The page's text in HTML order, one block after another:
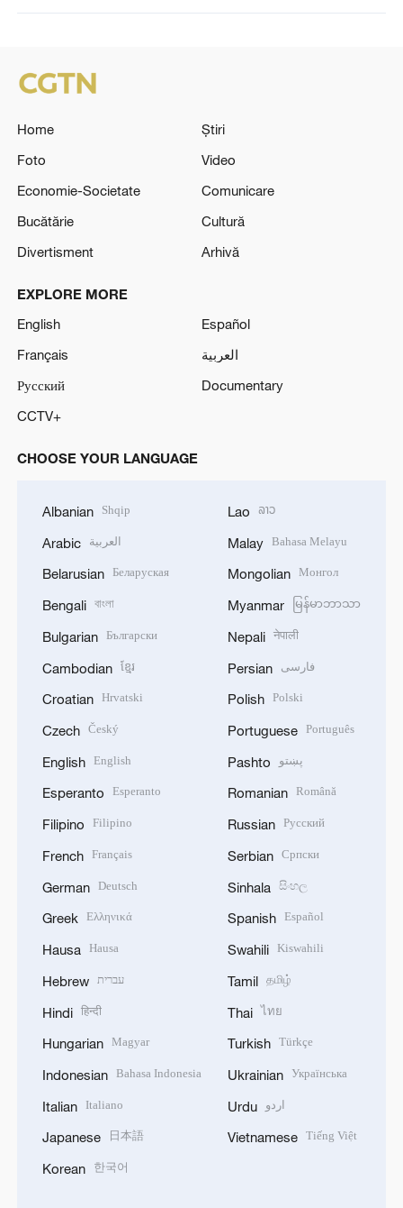
Home
Știri
Foto
Video
Economie-Societate
Comunicare
Bucătărie
Cultură
Divertisment
Arhivă
EXPLORE MORE
English
Español
Français
العربية
Русский
Documentary
CCTV+
CHOOSE YOUR LANGUAGE
Albanian Shqip
Arabic العربية
Belarusian Беларуская
Bengali বাংলা
Bulgarian Български
Cambodian ខ្មែរ
Croatian Hrvatski
Czech Český
English English
Esperanto Esperanto
Filipino Filipino
French Français
German Deutsch
Greek Ελληνικά
Hausa Hausa
Hebrew עברית
Hindi हिन्दी
Hungarian Magyar
Indonesian Bahasa Indonesia
Italian Italiano
Japanese 日本語
Korean 한국어
Lao ລາວ
Malay Bahasa Melayu
Mongolian Монгол
Myanmar မြန်မာဘာသာ
Nepali नेपाली
Persian فارسی
Polish Polski
Portuguese Português
Pashto پښتو
Romanian Română
Russian Русский
Serbian Српски
Sinhala සිංහල
Spanish Español
Swahili Kiswahili
Tamil தமிழ்
Thai ไทย
Turkish Türkçe
Ukrainian Українська
Urdu اردو
Vietnamese Tiếng Việt